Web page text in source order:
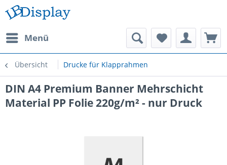
Menü
Übersicht Drucke für Klapprahmen
DIN A4 Premium Banner Mehrschicht
Material PP Folie 220g/m² - nur Druck